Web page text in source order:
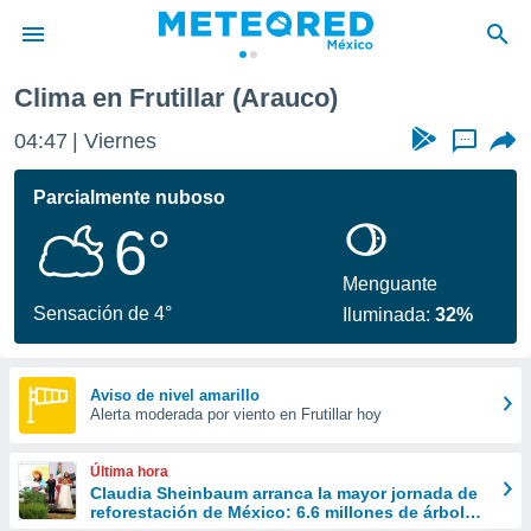
de
ha sido
que se
calidad.
a este
las
forma
digital
basada
Clima en Frutillar (Arauco)
04:47 Viernes ...
Parcialmente nuboso
6°
Sensación de 4°
Menguante
Iluminada:32%
Aviso de nivel amarillo
Alerta moderada por viento en Frutillar hoy
Última hora
Claudia Sheinbaum arranca la mayor jornada de
reforestación de México: 6.6 millones de árboles